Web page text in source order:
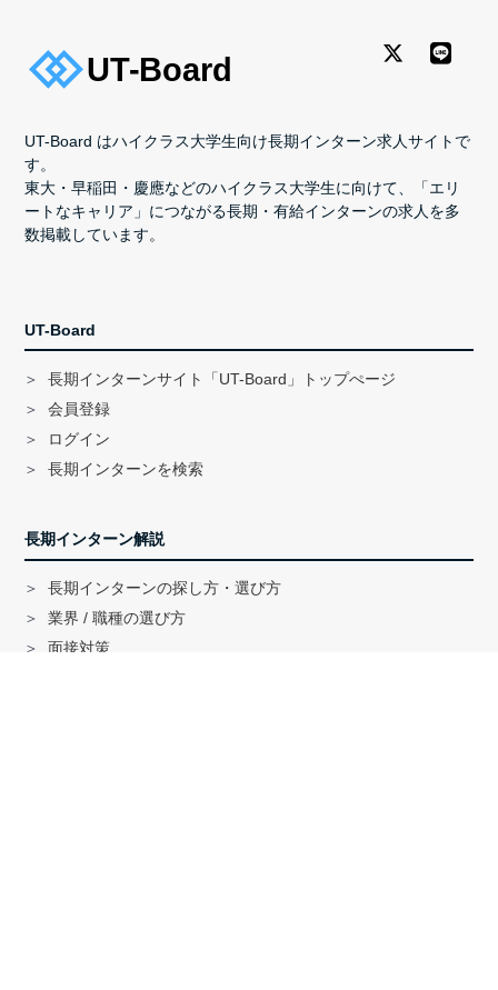
UT-Board はハイクラス大学生向け長期インターン求人サイトで
す。
東大・早稲田・慶應などのハイクラス大学生に向けて、「エリ
ートなキャリア」につながる長期・有給インターンの求人を多
数掲載しています。
UT-Board
長期インターンサイト「UT-Board」トップぺージ
会員登録
ログイン
長期インターンを検索
長期インターン解説
長期インターンの探し方・選び方
業界 / 職種の選び方
面接対策